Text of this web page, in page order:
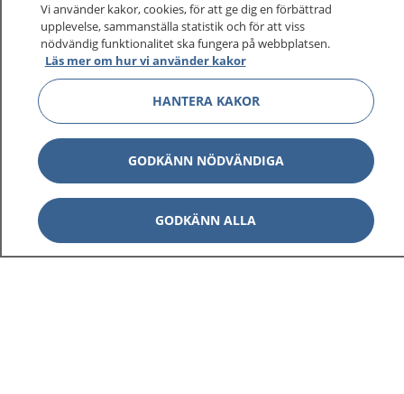
Vi använder kakor, cookies, för att ge dig en förbättrad
upplevelse, sammanställa statistik och för att viss
nödvändig funktionalitet ska fungera på webbplatsen.
Läs mer om hur vi använder kakor
HANTERA KAKOR
GODKÄNN NÖDVÄNDIGA
GODKÄNN ALLA